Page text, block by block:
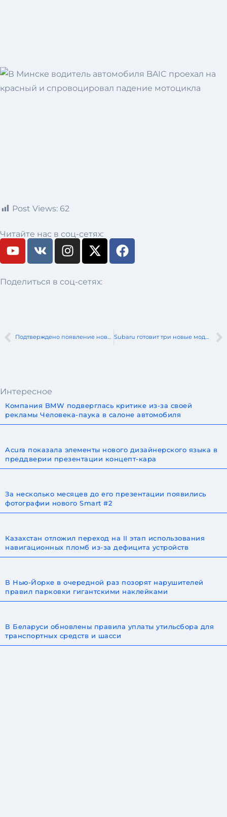
Post Views: 62
Читайте нас в соц-сетях:
Поделиться в соц-сетях:
Подтверждено появление новой Vauxhall Astra к 2030 году Subaru готовит три новые модели с МКПП к 2027 году
Интересное
Компания BMW подверглась критике из-за своей
рекламы Человека-паука в салоне автомобиля
Acura показала элементы нового дизайнерского языка в
преддверии презентации концепт-кара
За несколько месяцев до его презентации появились
фотографии нового Smart #2
Казахстан отложил переход на II этап использования
навигационных пломб из-за дефицита устройств
В Нью-Йорке в очередной раз позорят нарушителей
правил парковки гигантскими наклейками
В Беларуси обновлены правила уплаты утильсбора для
транспортных средств и шасси